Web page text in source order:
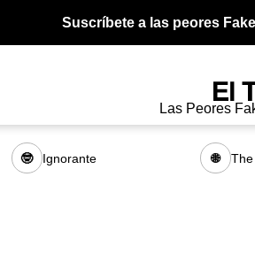
Suscríbete a las peores
Las Peores
🤓 Ignorante 🌐